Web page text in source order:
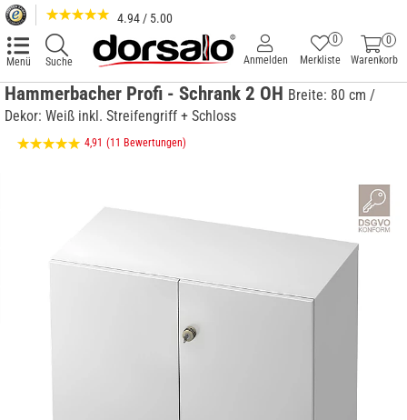
4.94 / 5.00
Menü Suche
0
Warenkorb
Merkliste
0
Anmelden
Hammerbacher Profi - Schrank 2 OH Breite: 80 cm /
Dekor: Weiß inkl. Streifengriff + Schloss
4,91 (11 Bewertungen)